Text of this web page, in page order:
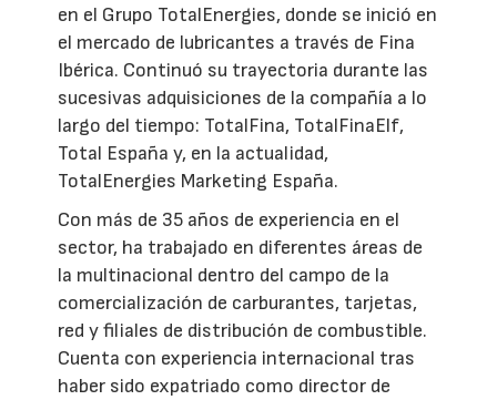
en el Grupo TotalEnergies, donde se inició en
el mercado de lubricantes a través de Fina
Ibérica. Continuó su trayectoria durante las
sucesivas adquisiciones de la compañía a lo
largo del tiempo: TotalFina, TotalFinaElf,
Total España y, en la actualidad,
TotalEnergies Marketing España.
Con más de 35 años de experiencia en el
sector, ha trabajado en diferentes áreas de
la multinacional dentro del campo de la
comercialización de carburantes, tarjetas,
red y filiales de distribución de combustible.
Cuenta con experiencia internacional tras
haber sido expatriado como director de